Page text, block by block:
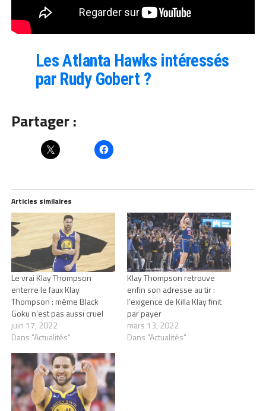
Les Atlanta Hawks intéressés
par Rudy Gobert ?
Partager :
Articles similaires
Le vrai Klay Thompson
enterre le faux Klay
Thompson : même Black
Goku n’est pas aussi cruel
juin 17, 2022
Dans "Actualités"
Klay Thompson retrouve
enfin son adresse au tir :
l’exigence de Killa Klay finit
par payer
mars 13, 2022
Dans "Actualités"